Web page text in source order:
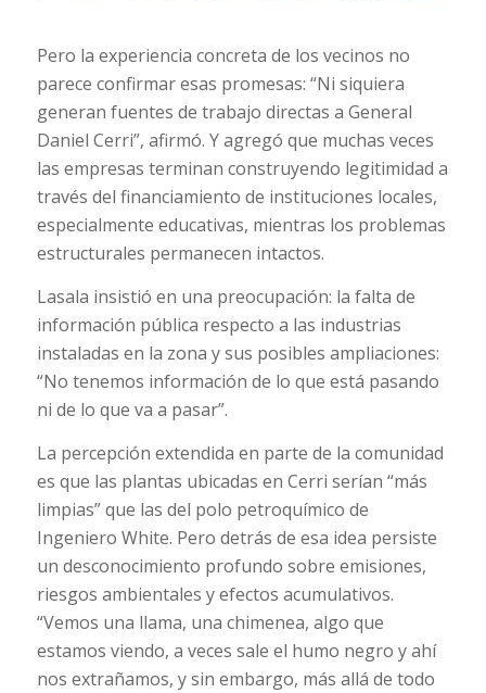
Pero la experiencia concreta de los vecinos no
parece confirmar esas promesas: “Ni siquiera
generan fuentes de trabajo directas a General
Daniel Cerri”, afirmó. Y agregó que muchas veces
las empresas terminan construyendo legitimidad a
través del financiamiento de instituciones locales,
especialmente educativas, mientras los problemas
estructurales permanecen intactos.
Lasala insistió en una preocupación: la falta de
información pública respecto a las industrias
instaladas en la zona y sus posibles ampliaciones:
“No tenemos información de lo que está pasando
ni de lo que va a pasar”.
La percepción extendida en parte de la comunidad
es que las plantas ubicadas en Cerri serían “más
limpias” que las del polo petroquímico de
Ingeniero White. Pero detrás de esa idea persiste
un desconocimiento profundo sobre emisiones,
riesgos ambientales y efectos acumulativos.
“Vemos una llama, una chimenea, algo que
estamos viendo, a veces sale el humo negro y ahí
nos extrañamos, y sin embargo, más allá de todo